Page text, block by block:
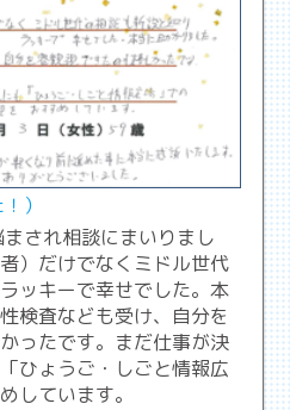
）
され相談にまいりまし
）だけでなくミドル世代
ッキーで幸せでした。本
検査なども受け、自分を
ったです。まだ仕事が決
ひょうご・しごと情報広
しています。